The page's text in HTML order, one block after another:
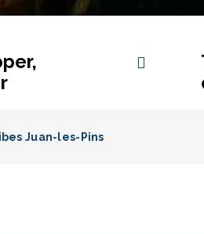
Juan-les-Pins